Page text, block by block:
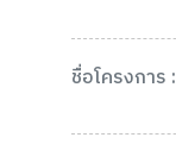
ชื่อโครงการ :